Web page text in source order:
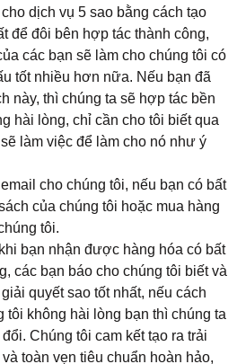
dịch vụ 5 sao bằng cách tạo
để đôi bên hợp tác thành công,
các bạn sẽ làm cho chúng tôi có
tốt nhiều hơn nữa. Nếu bạn đã
này, thì chúng ta sẽ hợp tác bền
hài lòng, chỉ cần cho tôi biết qua
làm việc để làm cho nó như ý
cho chúng tôi, nếu bạn có bất
của chúng tôi hoặc mua hàng
tôi.
bạn nhận được hàng hóa có bất
các bạn báo cho chúng tôi biết và
quyết sao tốt nhất, nếu cách
tôi không hài lòng bạn thì chúng ta
Chúng tôi cam kết tạo ra trải
toàn vẹn tiêu chuẩn hoàn hảo,